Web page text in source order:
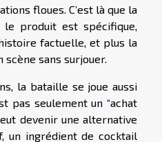
floues. C’est là que la
produit est spécifique,
factuelle, et plus la
sans surjouer.
la bataille se joue aussi
pas seulement un “achat
devenir une alternative
un ingrédient de cocktail